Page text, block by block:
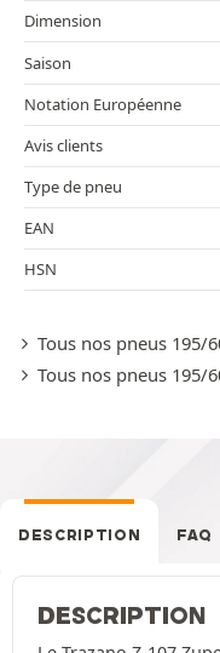
Dimension
Saison
Notation Européenne
Avis clients
Type de pneu
EAN
HSN
Tous nos pneus 195/
Tous nos pneus 195/
DESCRIPTION FAQ
DESCRIPTION